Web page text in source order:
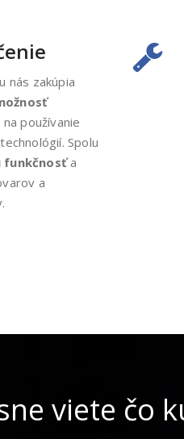
nás zakúpia
na používanie
Spolu
funkčnosťa
a
viete čo